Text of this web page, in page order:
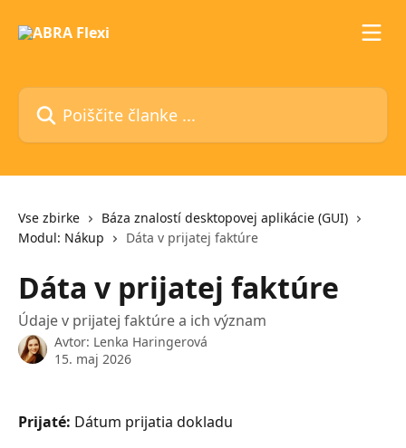
Poiščite članke ...
Vse zbirke
Báza znalostí desktopovej aplikácie (GUI)
Modul: Nákup
Dáta v prijatej faktúre
Dáta v prijatej faktúre
Údaje v prijatej faktúre a ich význam
Avtor: Lenka Haringerová
15. maj 2026
Prijaté: Dátum prijatia dokladu